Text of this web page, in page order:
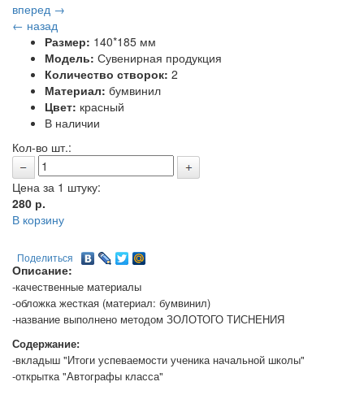
вперед →
← назад
Размер: 140*185 мм
Модель: Сувенирная продукция
Количество створок: 2
Материал: бумвинил
Цвет: красный
В наличии
Кол-во шт.:
Цена за 1 штуку:
280 р.
В корзину
Поделиться
Описание:
-качественные материалы
-обложка жесткая (материал: бумвинил)
-название выполнено методом ЗОЛОТОГО ТИСНЕНИЯ
Содержание:
-вкладыш "Итоги успеваемости ученика начальной школы"
-открытка "Автографы класса"